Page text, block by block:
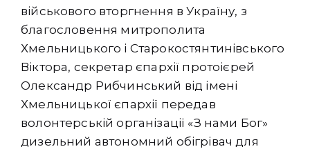
військового вторгнення в Україну, з
благословення митрополита
Хмельницького і Старокостянтинівського
Віктора, секретар єпархії протоієрей
Олександр Рибчинський від імені
Хмельницької єпархії передав
волонтерській організації «З нами Бог»
дизельний автономний обігрівач для